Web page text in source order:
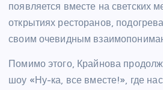
появляется вместе на светских
открытиях ресторанов,
своим очевидным
Помимо этого, Крайнова
шоу «Ну-ка, все вместе!», где